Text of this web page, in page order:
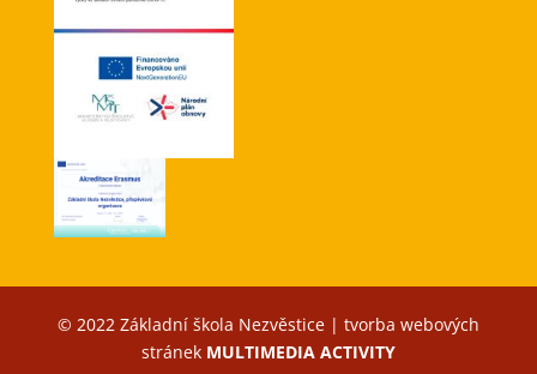
© 2022 Základní škola Nezvěstice | tvorba webových
stránek MULTIMEDIA ACTIVITY